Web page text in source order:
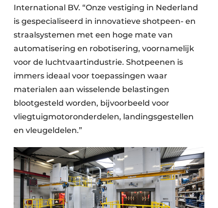
International BV. “Onze vestiging in Nederland
is gespecialiseerd in innovatieve shotpeen- en
straalsystemen met een hoge mate van
automatisering en robotisering, voornamelijk
voor de luchtvaartindustrie. Shotpeenen is
immers ideaal voor toepassingen waar
materialen aan wisselende belastingen
blootgesteld worden, bijvoorbeeld voor
vliegtuigmotoronderdelen, landingsgestellen
en vleugeldelen.”